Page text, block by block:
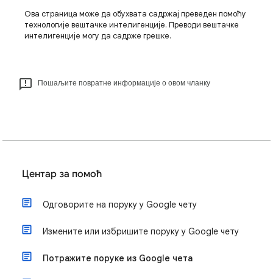
Ова страница може да обухвата садржај преведен помоћу
технологије вештачке интелигенције. Преводи вештачке
интелигенције могу да садрже грешке.
Пошаљите повратне информације о овом чланку
Центар за помоћ
Одговорите на поруку у Google чету
Измените или избришите поруку у Google чету
Потражите поруке из Google чета